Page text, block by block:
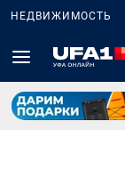
НЕДВИЖИМОСТЬ